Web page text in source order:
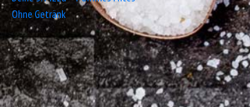
Navigation
Ohne Getränk